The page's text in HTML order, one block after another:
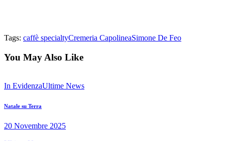
Tags: caffè specialtyCremeria CapolineaSimone De Feo
You May Also Like
In EvidenzaUltime News
Natale su Terra
20 Novembre 2025